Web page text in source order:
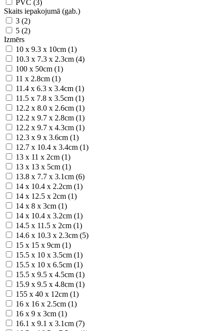
PVC (3)
Skaits iepakojumā (gab.)
3 (2)
5 (2)
Izmērs
10 x 9.3 x 10cm (1)
10.3 x 7.3 x 2.3cm (4)
100 x 50cm (1)
11 x 2.8cm (1)
11.4 x 6.3 x 3.4cm (1)
11.5 x 7.8 x 3.5cm (1)
12.2 x 8.0 x 2.6cm (1)
12.2 x 9.7 x 2.8cm (1)
12.2 x 9.7 x 4.3cm (1)
12.3 x 9 x 3.6cm (1)
12.7 x 10.4 x 3.4cm (1)
13 x 11 x 2cm (1)
13 x 13 x 5cm (1)
13.8 x 7.7 x 3.1cm (6)
14 x 10.4 x 2.2cm (1)
14 x 12.5 x 2cm (1)
14 x 8 x 3cm (1)
14 х 10.4 х 3.2cm (1)
14.5 x 11.5 x 2cm (1)
14.6 x 10.3 x 2.3cm (5)
15 x 15 x 9cm (1)
15.5 x 10 x 3.5cm (1)
15.5 x 10 x 6.5cm (1)
15.5 x 9.5 x 4.5cm (1)
15.9 х 9.5 х 4.8cm (1)
155 x 40 х 12cm (1)
16 x 16 x 2.5cm (1)
16 x 9 x 3cm (1)
16.1 x 9.1 x 3.1cm (7)